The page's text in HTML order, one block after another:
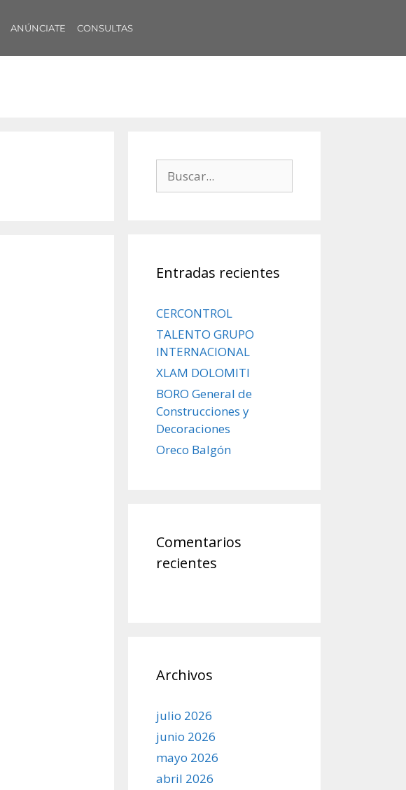
ANÚNCIATE CONSULTAS
Entradas recientes
CERCONTROL
TALENTO GRUPO
INTERNACIONAL
XLAM DOLOMITI
BORO General de
Construcciones y
Decoraciones
Oreco Balgón
Comentarios
recientes
Archivos
julio 2026
junio 2026
mayo 2026
abril 2026